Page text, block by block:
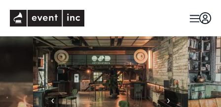
‹ ›